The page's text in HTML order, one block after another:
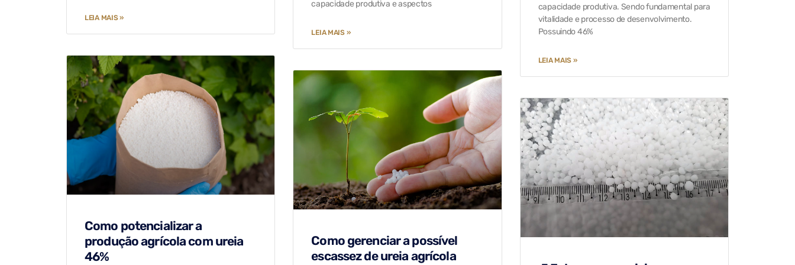
LEIA MAIS »
capacidade produtiva e aspectos
LEIA MAIS »
capacidade produtiva. Sendo fundamental para
vitalidade e processo de desenvolvimento.
Possuindo 46%
LEIA MAIS »
Como potencializar a
produção agrícola com ureia
46%
Como gerenciar a possível
escassez de ureia agrícola